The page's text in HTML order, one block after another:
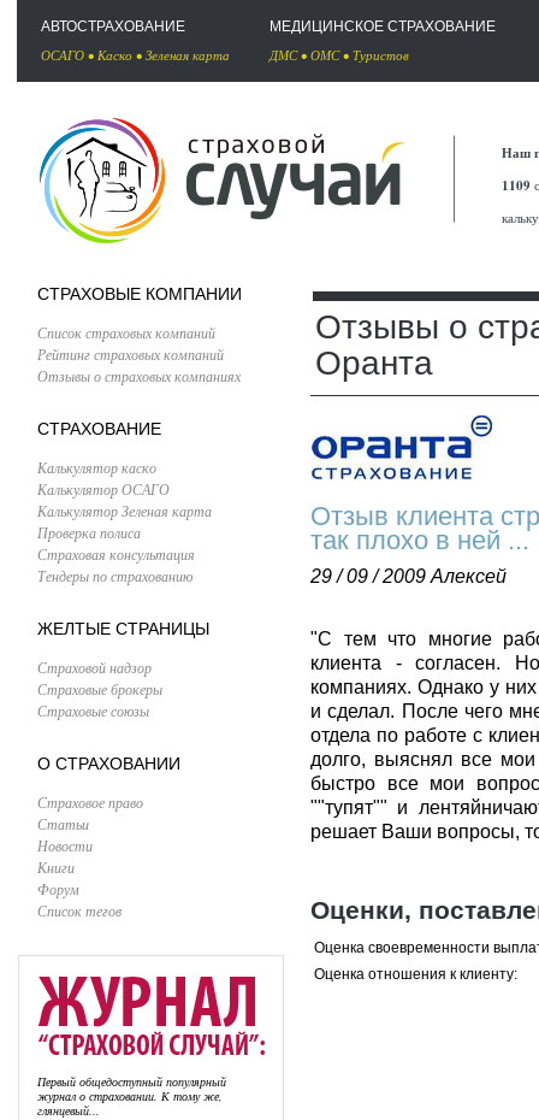
АВТОСТРАХОВАНИЕ
ОСАГО • Каско • Зеленая карта
МЕДИЦИНСКОЕ СТРАХОВАНИЕ
ДМС• ОМС• Туристов
Наш
1109
СТРАХОВЫЕ КОМПАНИИ
Список страховых компаний
Рейтинг страховых компаний
Отзывы о страховых компаниях
СТРАХОВАНИЕ
Калькулятор каско
Калькулятор ОСАГО
Калькулятор Зеленая карта
Проверка полиса
Страховая консультация
Тендеры по страхованию
ЖЕЛТЫЕ СТРАНИЦЫ
Страховой надзор
Страховые брокеры
Страховые союзы
О СТРАХОВАНИИ
Страховое право
Статьи
Новости
Книги
Форум
Список тегов
Первый общедоступный популярный
журнал о страховании. К тому же,
глянцевый...
Отзывы о
Оранта
Отзыв клиента
так плохо в ней ...
29 / 09 / 2009 Алексей
"С тем что многие
клиента - согласен.
компаниях. Однако у
и сделал. После чего
отдела по работе с
долго, выяснял все
быстро все мои
""тупят"" и
решает Ваши вопросы,
Оценки,
Оценка своевременности
Оценка отношения к клиенту: